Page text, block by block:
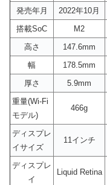
発売年月 2022年10月
搭載SoC
M2
高さ
147.6mm
幅
178.5mm
厚さ
5.9mm
重量(Wi-Fi
モデル)
466g
ディスプレ
イサイズ
11インチ
ディスプレ
イ
Liquid Retina